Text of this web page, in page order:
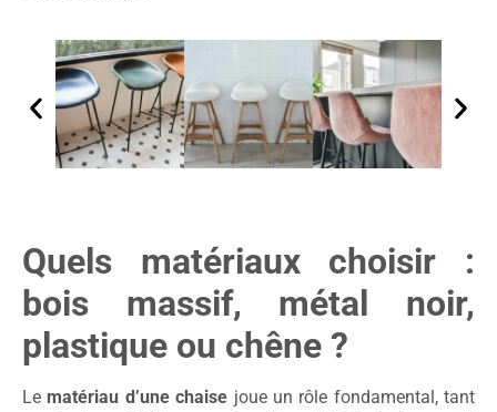
Quels matériaux choisir :
bois massif, métal noir,
plastique ou chêne ?
Le matériau d’une chaise joue un rôle fondamental, tant